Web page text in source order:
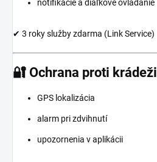
notifikácie a diaľkové ovládanie
✔ 3 roky služby zdarma (Link Service)
🔐 Ochrana proti krádeži
GPS lokalizácia
alarm pri zdvihnutí
upozornenia v aplikácii